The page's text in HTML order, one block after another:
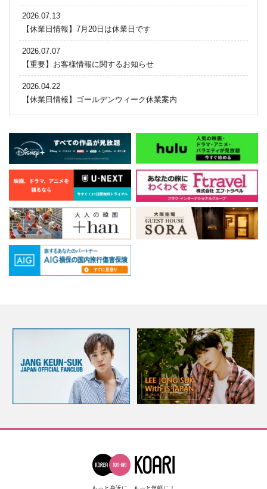
2026.07.13
【休業日情報】7月20日は休業日です
2026.07.07
【重要】お客様情報に関するお知らせ
2026.04.22
【休業日情報】ゴールデンウィーク休業案内